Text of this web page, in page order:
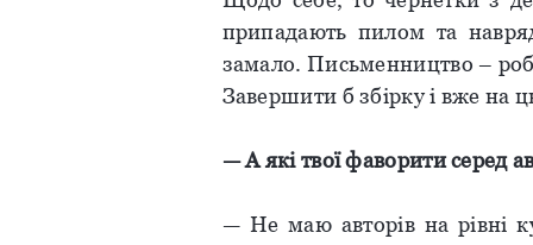
припадають пилом та
замало. Письменництво –
Завершити б збірку і вже на
— Аякі твої фаворити серед
— Не маю авторів на рівні